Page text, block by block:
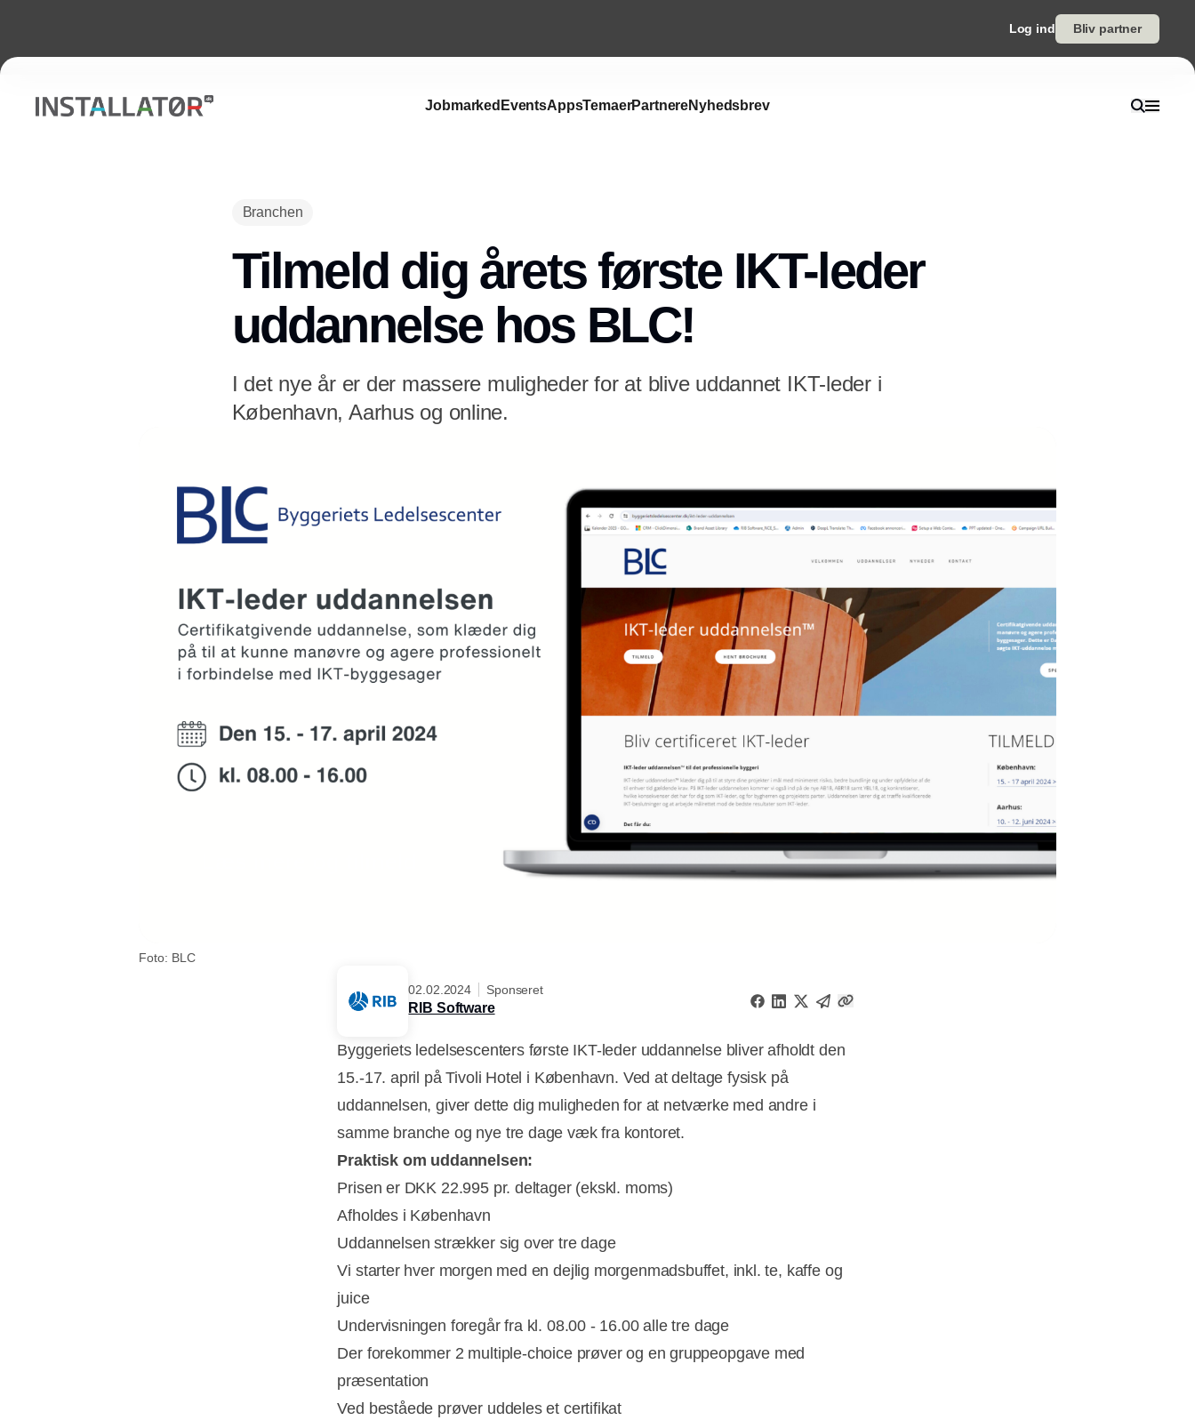
Log ind Bliv partner
Jobmarked EventsAppsTemaerPartnereNyhedsbrev
Branchen
Tilmeld dig årets første IKT-leder
uddannelse hos BLC!
I det nye år er der massere muligheder for at blive uddannet IKT-leder i
København, Aarhus og online.
Foto: BLC
02.02.2024 Sponseret
RIB Software
Byggeriets ledelsescenters første IKT-leder uddannelse bliver afholdt den
15.-17. april på Tivoli Hotel i København. Ved at deltage fysisk på
uddannelsen, giver dette dig muligheden for at netværke med andre i
samme branche og nye tre dage væk fra kontoret.
Praktisk om uddannelsen:
Prisen er DKK 22.995 pr. deltager (ekskl. moms)
Afholdes i København
Uddannelsen strækker sig over tre dage
Vi starter hver morgen med en dejlig morgenmadsbuffet, inkl. te, kaffe og
juice
Undervisningen foregår fra kl. 08.00 - 16.00 alle tre dage
Der forekommer 2 multiple-choice prøver og en gruppeopgave med
præsentation
Ved beståede prøver uddeles et certifikat